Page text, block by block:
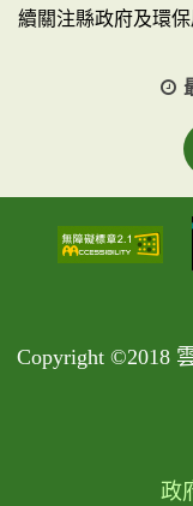
續關注縣政府及環
Copyright ©2018
政